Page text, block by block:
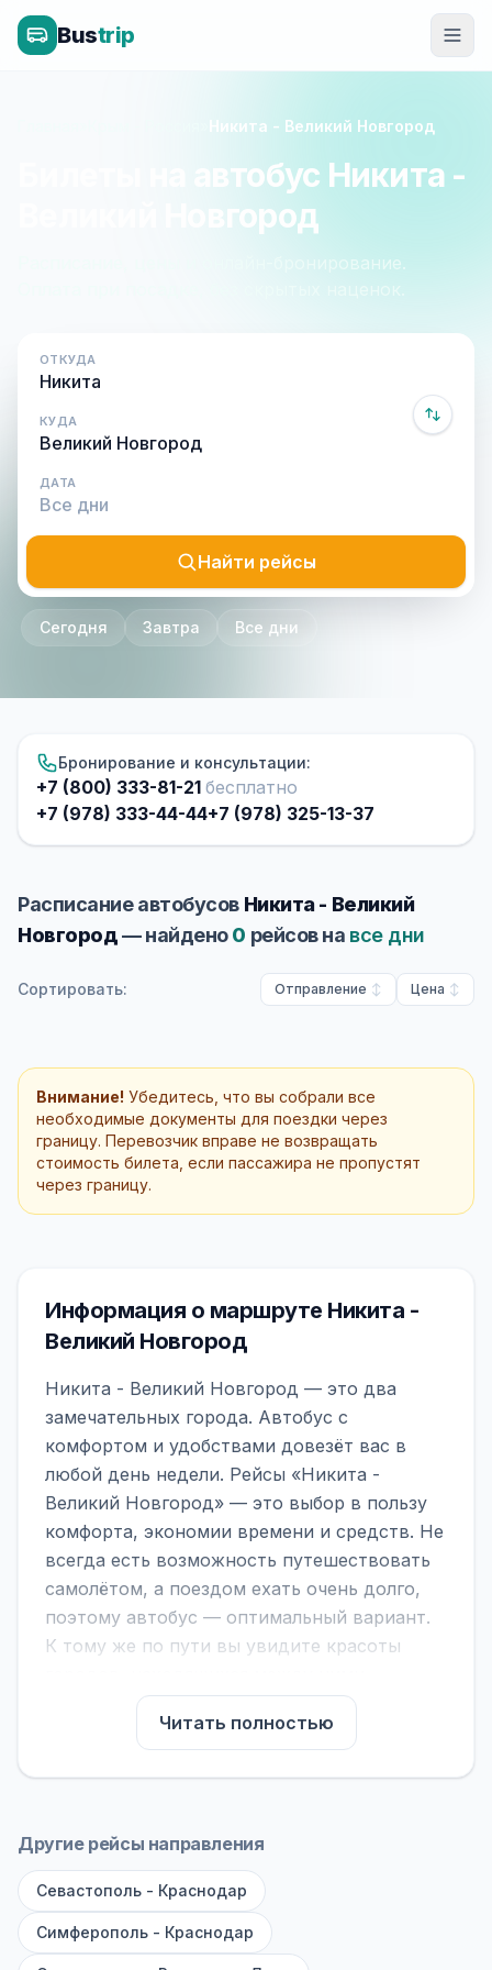
Bustrip
Никита - Великий Новгород
Билеты на автобус Никита -
Великий Новгород
Расписание, цены и онлайн-бронирование.
Оплата при посадке, без скрытых наценок.
ОТКУДА
КУДА
ДАТА
Найти рейсы
Сегодня Завтра Все дни
Бронирование и консультации:
+7 (800) 333-81-21 бесплатно
+7 (978) 333-44-44+7 (978) 325-13-37
Расписание автобусов Никита - Великий
Новгород— найдено0 рейсов на все дни
Сортировать: Отправление Цена
Внимание! Убедитесь, что вы собрали все
необходимые документы для поездки через
границу. Перевозчик вправе не возвращать
стоимость билета, если пассажира не пропустят
через границу.
Информация о маршруте Никита -
Великий Новгород
Никита - Великий Новгород — это два
замечательных города. Автобус с
комфортом и удобствами довезёт вас в
любой день недели. Рейсы «Никита -
Великий Новгород» — это выбор в пользу
комфорта, экономии времени и средств. Не
всегда есть возможность путешествовать
самолётом, а поездом ехать очень долго,
поэтому автобус — оптимальный вариант.
К тому же по пути вы увидите красоты
На нашем сайте вы можете найти
расписание автобусов Никита - Великий
Новгород, сравнить рейсы и выбрать
обратите внимание на микроавтобусы (8–18
большие автобусы (от 40 мест): у них лучше
подвеска и дорога ощущается меньше.
Читать полностью
Другие рейсы направления
Севастополь - Краснодар
Симферополь - Краснодар